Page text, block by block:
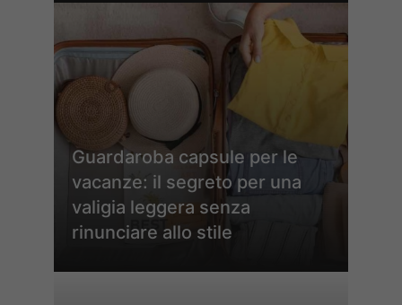
Guardaroba capsule per le
vacanze: il segreto per una
valigia leggera senza
rinunciare allo stile